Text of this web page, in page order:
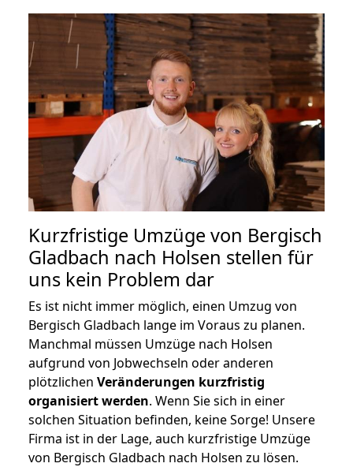
Kurzfristige Umzüge von Bergisch
Gladbach nach Holsen stellen für
uns kein Problem dar
Es ist nicht immer möglich, einen Umzug von
Bergisch Gladbach lange im Voraus zu planen.
Manchmal müssen Umzüge nach Holsen
aufgrund von Jobwechseln oder anderen
plötzlichen Veränderungen kurzfristig
organisiert werden. Wenn Sie sich in einer
solchen Situation befinden, keine Sorge! Unsere
Firma ist in der Lage, auch kurzfristige Umzüge
von Bergisch Gladbach nach Holsen zu lösen.